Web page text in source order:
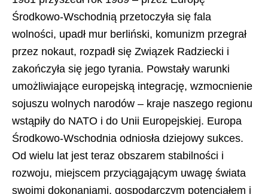
Środkowo-Wschodnią przetoczyła się fala
wolności, upadł mur berliński, komunizm przegrał
przez nokaut, rozpadł się Związek Radziecki i
zakończyła się jego tyrania. Powstały warunki
umożliwiające europejską integrację, wzmocnienie
sojuszu wolnych narodów – kraje naszego regionu
wstąpiły do NATO i do Unii Europejskiej. Europa
Środkowo-Wschodnia odniosła dziejowy sukces.
Od wielu lat jest teraz obszarem stabilności i
rozwoju, miejscem przyciągającym uwagę świata
swoimi dokonaniami, gospodarczym potencjałem i